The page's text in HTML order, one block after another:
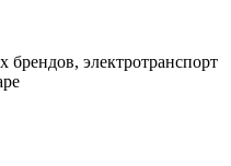
электротранспорт